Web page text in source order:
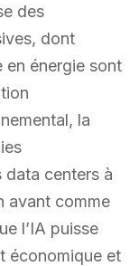
des
dont
en énergie sont
la
data centers à
avant comme
l’IA puisse
économique et